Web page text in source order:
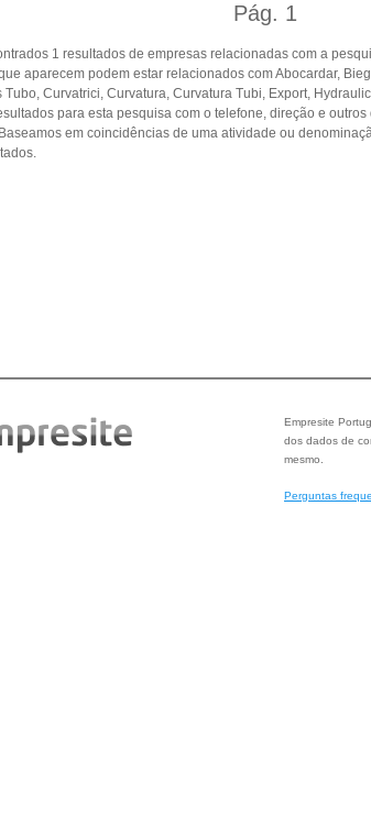
Pág. 1
1 resultados de empresas relacionadas com a
aparecem podem estar relacionados com Abocardar,
Tubo, Curvatrici, Curvatura, Curvatura Tubi, Export,
para esta pesquisa com o telefone, direção e
em coincidências de uma atividade ou
Empresite
dos dados de
mesmo.
Perguntas